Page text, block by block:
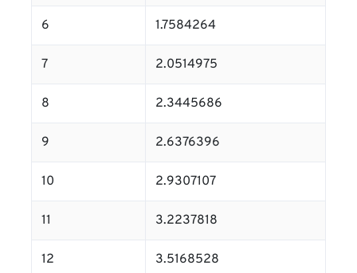
6 1.7584264
7 2.0514975
8 2.3445686
9 2.6376396
10 2.9307107
11 3.2237818
12 3.5168528